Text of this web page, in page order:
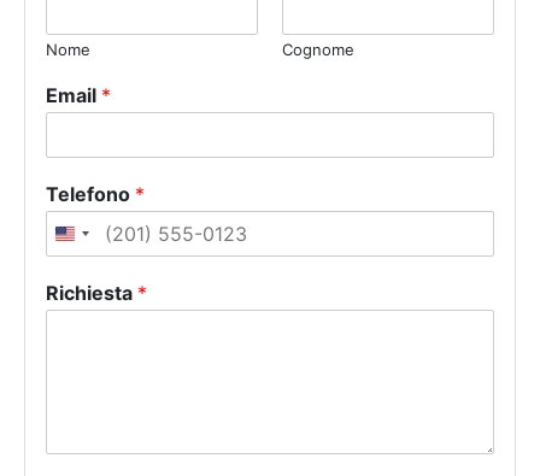
Nome Cognome
Email *
Telefono *
U
i
Richiesta *